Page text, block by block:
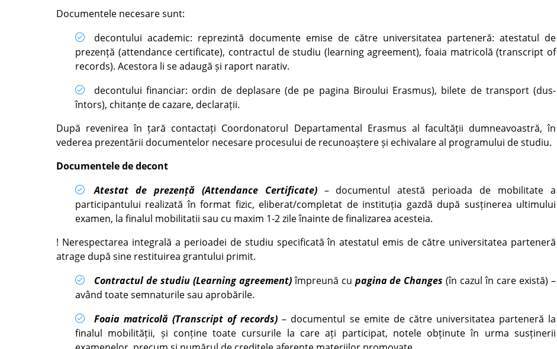
Documentele necesare sunt:
decontului academic: reprezintă documente emise de către universitatea parteneră: atestatul de
prezență (attendance certificate), contractul de studiu (learning agreement), foaia matricolă (transcript of
records). Acestora li se adaugă și raport narativ.
decontului financiar: ordin de deplasare (de pe pagina Biroului Erasmus), bilete de transport (dus-
întors), chitanțe de cazare, declarații.
După revenirea în țară contactați Coordonatorul Departamental Erasmus al facultății dumneavoastră, în
vederea prezentării documentelor necesare procesului de recunoaștere și echivalare al programului de studiu.
Documentele de decont
Atestat de prezență (Attendance Certificate) – documentul atestă perioada de mobilitate a
participantului realizată în format fizic, eliberat/completat de instituția gazdă după susținerea ultimului
examen, la finalul mobilitatii sau cu maxim 1-2 zile înainte de finalizarea acesteia.
! Nerespectarea integrală a perioadei de studiu specificată în atestatul emis de către universitatea parteneră
atrage după sine restituirea grantului primit.
Contractul de studiu (Learning agreement)împreună cu pagina de Changes (în cazul în care există) –
având toate semnaturile sau aprobările.
Foaia matricolă (Transcript of records) – documentul se emite de către universitatea parteneră la
finalul mobilității, și conține toate cursurile la care ați participat, notele obținute în urma susținerii